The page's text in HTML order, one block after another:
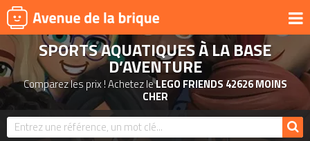
UNIVERS
PRODUITS DÉRIVÉS
NOUVEAUTÉS
LEGO 2026
SPORTS AQUATIQUES À LA BASE
D’AVENTURE
Comparez les prix ! Achetez leLEGO FRIENDS 42626 MOINS
CHER